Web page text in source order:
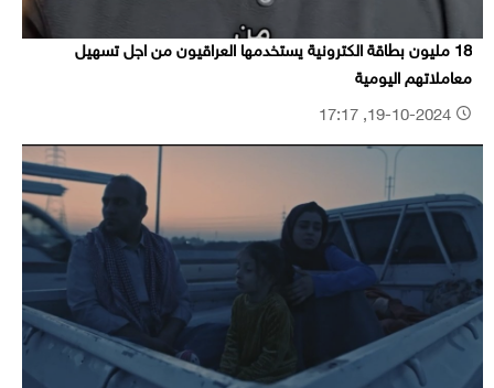
18 مليون بطاقة الكترونية يستخدمها العراقيون من اجل تسهيل
معاملاتهم اليومية